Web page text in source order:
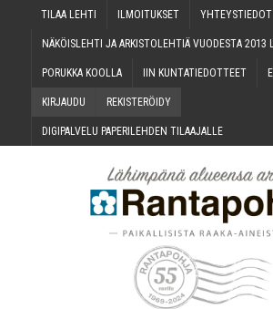
TILAA LEH­TI ILMOI­TUK­SET YHTEYS­TIE­DOT
NÄKÖIS­LEH­TI JA ARKIS­TO­LEH­TIÄ VUO­DES­TA 2013
PORUK­KA KOOLLA IIN KUN­TA­TIE­DOT­TEET
KIR­JAU­DU REKIS­TE­RÖI­DY
DIGI­PAL­VE­LU PAPE­RI­LEH­DEN TILAAJALLE